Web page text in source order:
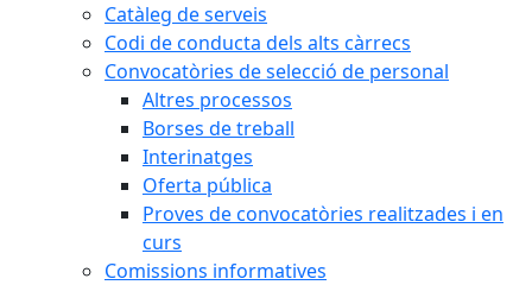
Catàleg de serveis
Codi de conducta dels alts càrrecs
Convocatòries de selecció de personal
Altres processos
Borses de treball
Interinatges
Oferta pública
Proves de convocatòries realitzades i en
curs
Comissions informatives